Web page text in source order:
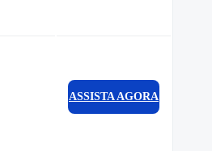
ASSISTA AGORA